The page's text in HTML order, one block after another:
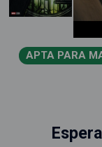
APTA PARA